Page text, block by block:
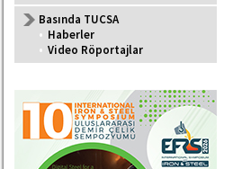
Basında TUCSA
• Haberler
• Video Röportajlar